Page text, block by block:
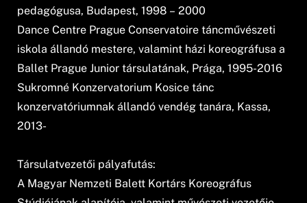
pedagógusa, Budapest, 1998 – 2000
Dance Centre Prague Conservatoire táncművészeti
iskola állandó mestere, valamint házi koreográfusa a
Ballet Prague Junior társulatának, Prága, 1995-2016
Sukromné Konzervatorium Kosice tánc
konzervatóriumnak állandó vendég tanára, Kassa,
2013-
Társulatvezetői pályafutás:
A Magyar Nemzeti Balett Kortárs Koreográfus